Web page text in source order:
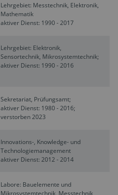
Lehrgebiet: Messtechnik, Elektronik,
Mathematik
aktiver Dienst: 1990 - 2017
Lehrgebiet: Elektronik,
Sensortechnik, Mikrosystemtechnik;
aktiver Dienst: 1990 - 2016
Sekretariat, Prüfungsamt;
aktiver Dienst: 1980 - 2016;
verstorben 2023
Innovations-, Knowledge- und
Technologiemanagement
aktiver Dienst: 2012 - 2014
Labore: Bauelemente und
Mikrosystemtechnik, Messtechnik